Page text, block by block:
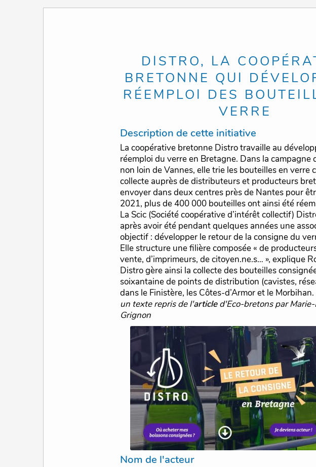
DISTRO, LA
BRETONNE QUI
RÉEMPLOI DES
VERRE
Description de cette initiative
La coopérative bretonne Distro travaille au
réemploi du verre en Bretagne. Dans la campagne
non loin de Vannes, elle trie les bouteilles en verre
collecte auprès de distributeurs et producteurs
envoyer dans deux centres près de Nantes pour
2021, plus de 400 000 bouteilles ont ainsi été
La Scic (Société coopérative d’intérêt collectif)
après avoir été pendant quelques années une
objectif : développer le retour de la consigne du
Elle structure une filière composée « de
vente, d’imprimeurs, de citoyen.ne.s… », explique
Distro gère ainsi la collecte des bouteilles
soixantaine de points de distribution (cavistes,
dans le Finistère, les Côtes-d’Armor et le Morbihan.
un texte repris de l'articled'Eco-bretons par
Grignon
Nom de l'acteur